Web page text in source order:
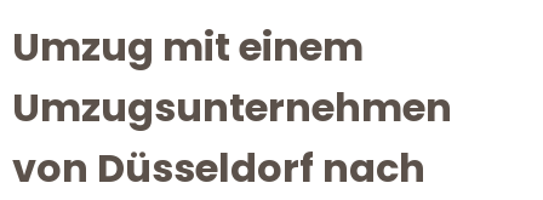
Umzug mit einem
Umzugsunternehmen
von Düsseldorf nach